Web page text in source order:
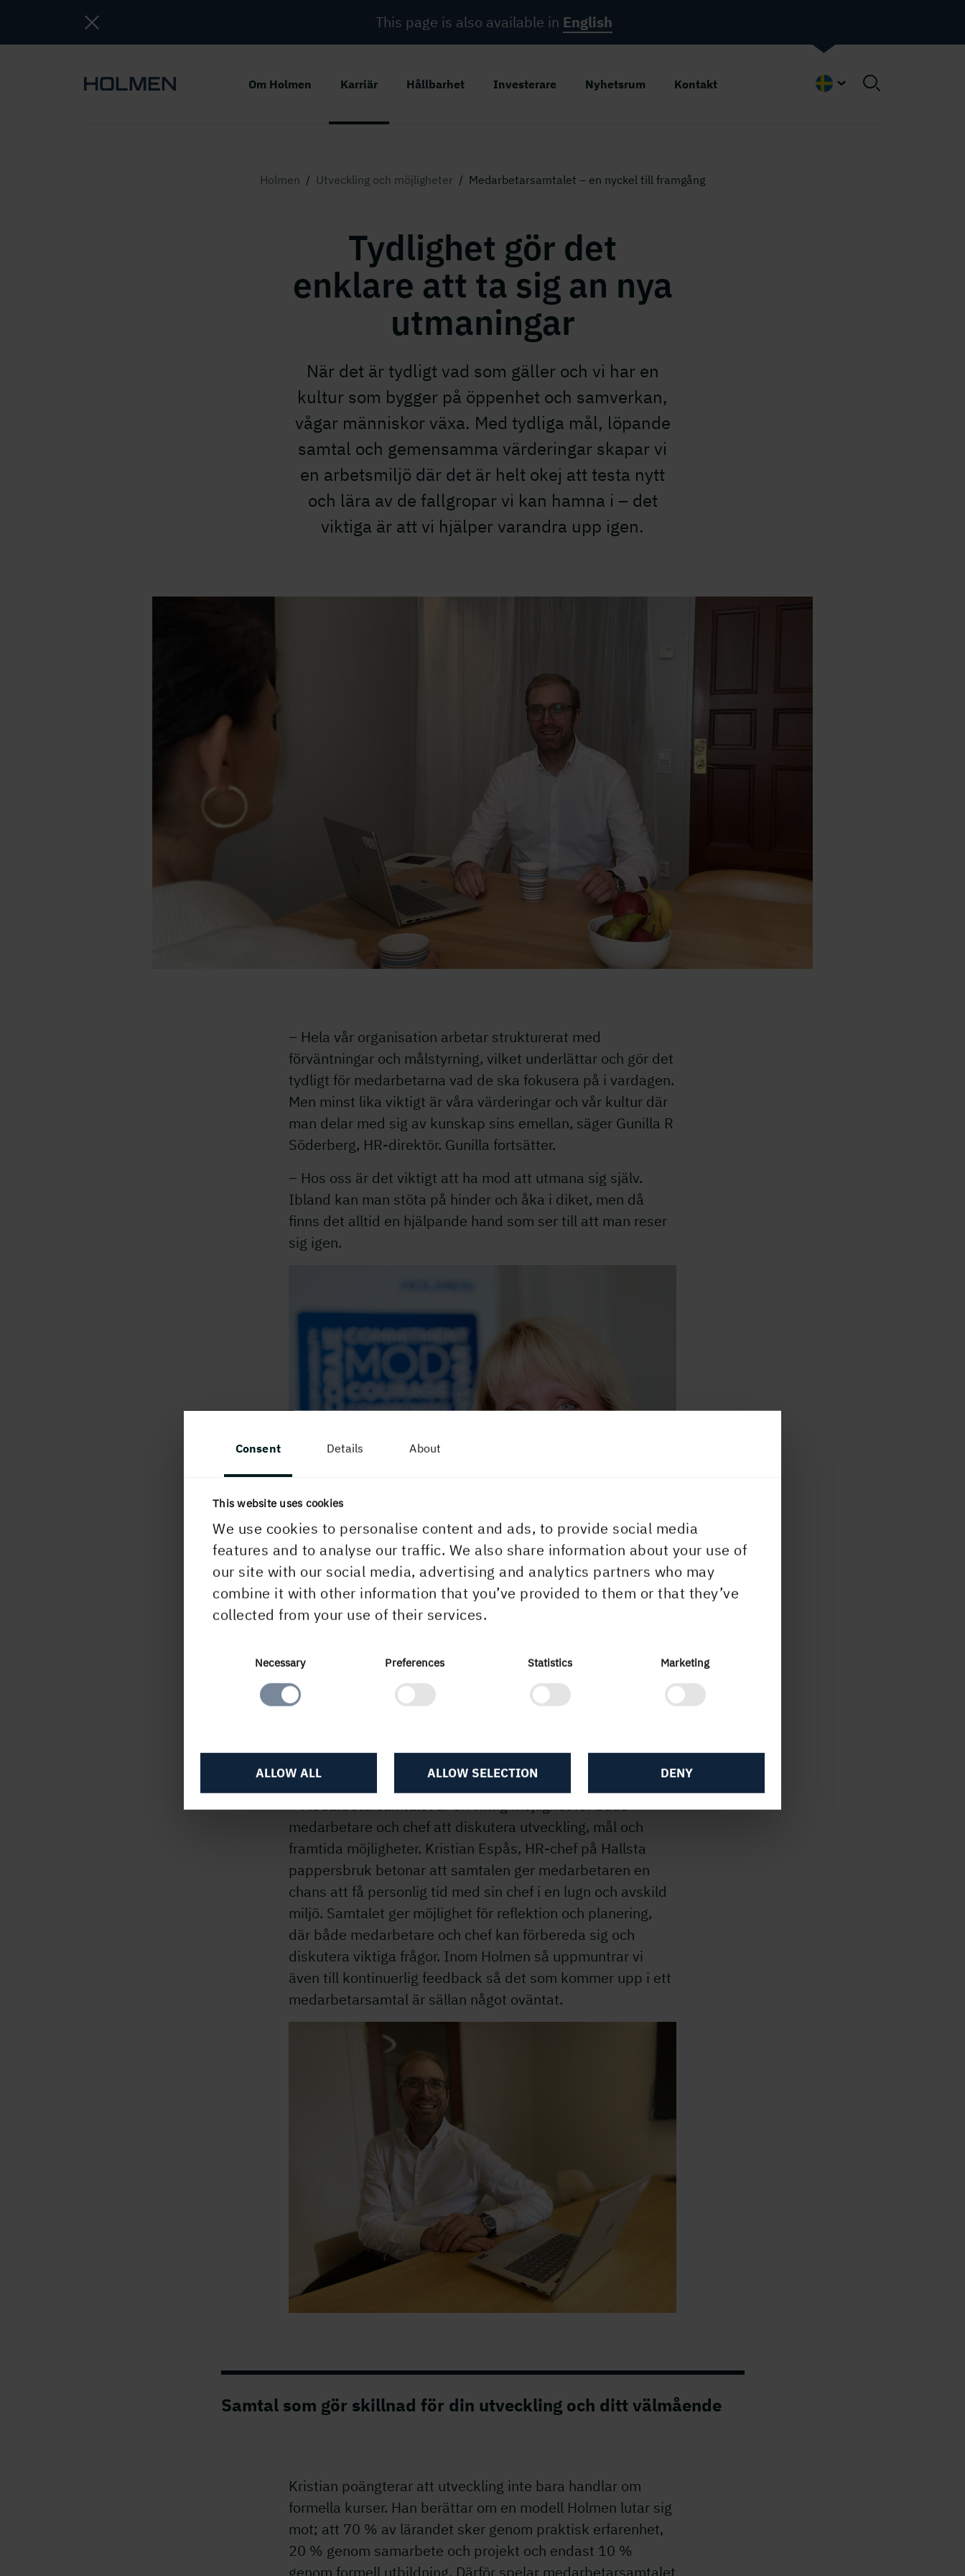
Consent Details About
This website uses cookies
We use cookies to personalise content and ads, to provide social media
features and to analyse our traffic. We also share information about your use of
our site with our social media, advertising and analytics partners who may
combine it with other information that you’ve provided to them or that they’ve
collected from your use of their services.
Necessary Preferences Statistics Marketing
DENY
ALLOW SELECTION
ALLOW ALL
Om Holmen Karriär Hållbarhet Investerare Nyhetsrum Kontakt
Swedish
Holmen / Utveckling och möjligheter / Medarbetarsamtalet – en nyckel till framgång
Tydlighet gör det
enklare att ta sig an nya
utmaningar
När det är tydligt vad som gäller och vi har en
kultur som bygger på öppenhet och samverkan,
vågar människor växa. Med tydliga mål, löpande
samtal och gemensamma värderingar skapar vi
en arbetsmiljö där det är helt okej att testa nytt
och lära av de fallgropar vi kan hamna i – det
viktiga är att vi hjälper varandra upp igen.
– Hela vår organisation arbetar strukturerat med
förväntningar och målstyrning, vilket underlättar och gör det
tydligt för medarbetarna vad de ska fokusera på i vardagen.
Men minst lika viktigt är våra värderingar och vår kultur där
man delar med sig av kunskap sins emellan, säger Gunilla R
Söderberg, HR-direktör. Gunilla fortsätter.
– Hos oss är det viktigt att ha mod att utmana sig själv.
Ibland kan man stöta på hinder och åka i diket, men då
finns det alltid en hjälpande hand som ser till att man reser
sig igen.
Genom dessa samtal identifierar chefen tillsammans med
sina medarbetare deras styrkor och utvecklingsområden.
– Medarbetarsamtalet är en viktig möjlighet för både
medarbetare och chef att diskutera utveckling, mål och
framtida möjligheter. Kristian Espås, HR-chef på Hallsta
pappersbruk betonar att samtalen ger medarbetaren en
chans att få personlig tid med sin chef i en lugn och avskild
miljö. Samtalet ger möjlighet för reflektion och planering,
där både medarbetare och chef kan förbereda sig och
diskutera viktiga frågor. Inom Holmen så uppmuntrar vi
även till kontinuerlig feedback så det som kommer upp i ett
medarbetarsamtal är sällan något oväntat.
Samtal som gör skillnad för din utveckling och ditt välmående
Kristian poängterar att utveckling inte bara handlar om
formella kurser. Han berättar om en modell Holmen lutar sig
mot; att 70 % av lärandet sker genom praktisk erfarenhet,
20 % genom samarbete och projekt och endast 10 %
genom formell utbildning. Därför spelar medarbetarsamtalet
This page is also available in English